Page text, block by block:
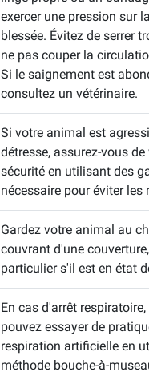
exercer une pression sur
blessée. Évitez de serrer
ne pas couper la
Si le saignement est
consultez un vétérinaire.
Si votre animal est
détresse, assurez-vous
sécurité en utilisant des
nécessaire pour éviter les
Gardez votre animal au
couvrant d'une
particulier s'il est en état
En cas d'arrêt
pouvez essayer de
respiration artificielle en
méthode bouche-à-